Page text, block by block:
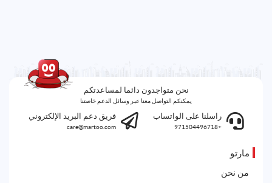
نحن متواجدون دائما لمساعدتكم
يمكنكم التواصل معنا عبر وسائل الدعم خاصتنا
راسلنا على الواتساب
+971504496718
فريق دعم البريد الإلكتروني
care@martoo.com
مارتو
من نحن